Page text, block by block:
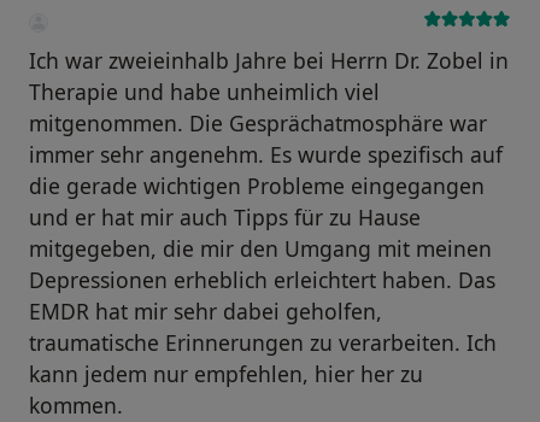
Ich war zweieinhalb Jahre bei Herrn Dr. Zobel in
Therapie und habe unheimlich viel
mitgenommen. Die Gesprächatmosphäre war
immer sehr angenehm. Es wurde spezifisch auf
die gerade wichtigen Probleme eingegangen
und er hat mir auch Tipps für zu Hause
mitgegeben, die mir den Umgang mit meinen
Depressionen erheblich erleichtert haben. Das
EMDR hat mir sehr dabei geholfen,
traumatische Erinnerungen zu verarbeiten. Ich
kann jedem nur empfehlen, hier her zu
kommen.